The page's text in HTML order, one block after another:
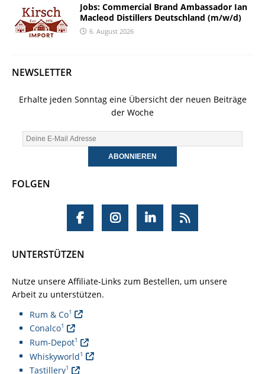
Jobs: Commercial Brand Ambassador Ian
Macleod Distillers Deutschland (m/w/d)
6. August 2026
NEWSLETTER
Erhalte jeden Sonntag eine Übersicht der neuen Beiträge
der Woche
FOLGEN
UNTERSTÜTZEN
Nutze unsere Affiliate-Links zum Bestellen, um unsere
Arbeit zu unterstützen.
Rum & Co1
Conalco1
Rum-Depot1
Whiskyworld1
Tastillery1